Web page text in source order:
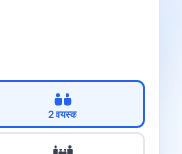
2 वयस्क